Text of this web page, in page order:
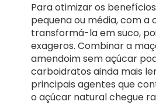
Para otimizar os
pequena ou média, com a
transformá-la em suco,
exageros. Combinar a
amendoim sem açúcar
carboidratos ainda mais
principais agentes que
o açúcar natural chegue